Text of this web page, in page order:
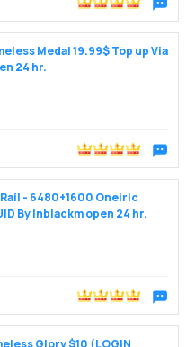
Trò
Medal 19.99$ Top up Via
24 hr.
Trò
- 6480+1600 Oneiric
By Inblackm open 24 hr.
Trò
Glory $10 (LOGIN